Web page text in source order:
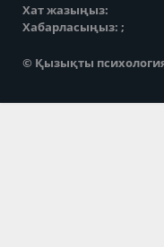
Хат жазыңыз:
Хабарласыңыз: ;
© Қызықты